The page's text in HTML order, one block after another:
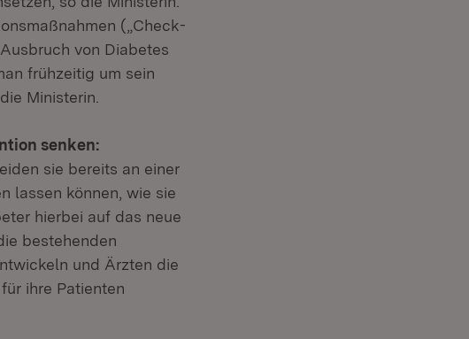
(„Check-
von Diabetes
frühzeitig um sein
Ministerin.
senken:
sie bereits an einer
lassen können, wie sie
hierbei auf das neue
bestehenden
und Ärzten die
ihre Patienten